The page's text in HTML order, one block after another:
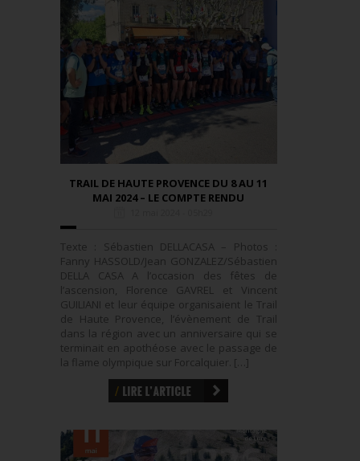
TRAIL DE HAUTE PROVENCE DU 8 AU 11
MAI 2024 – LE COMPTE RENDU
Texte : Sébastien DELLACASA – Photos :
Fanny HASSOLD/Jean GONZALEZ/Sébastien
DELLA CASA A l’occasion des fêtes de
l’ascension, Florence GAVREL et Vincent
GUILIANI et leur équipe organisaient le Trail
de Haute Provence, l’évènement de Trail
dans la région avec un anniversaire qui se
terminait en apothéose avec le passage de
la flame olympique sur Forcalquier. […]